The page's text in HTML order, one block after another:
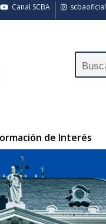
scbaoficial
Canal SCBA
de Interés